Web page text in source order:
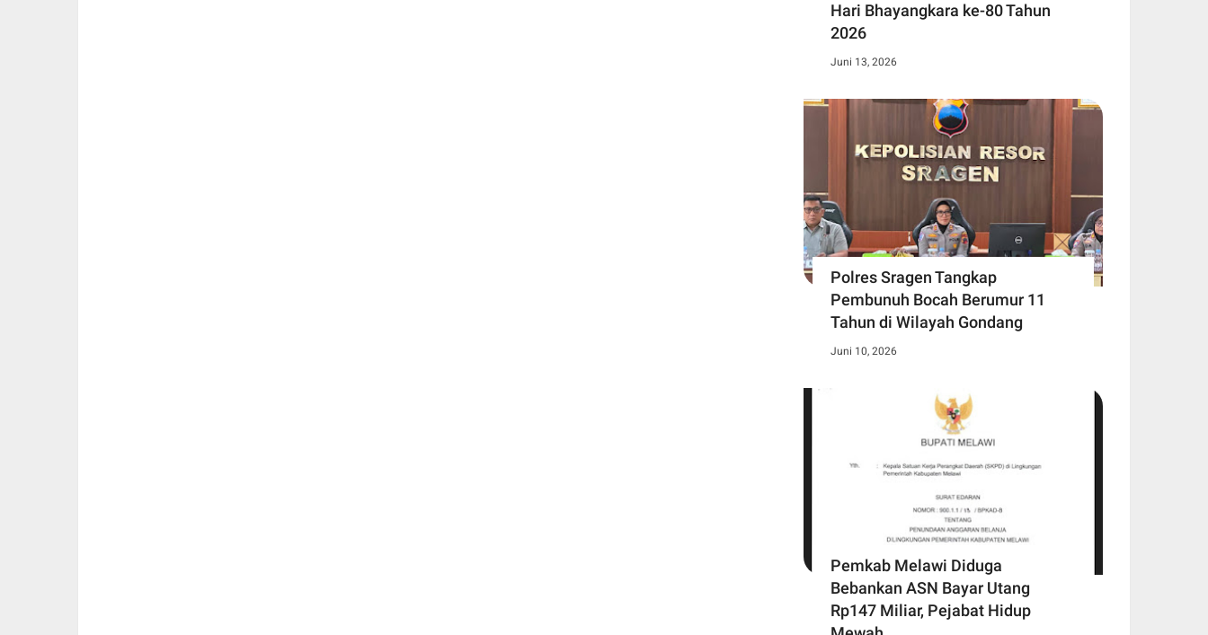
Hari Bhayangkara ke-80 Tahun
2026
Juni 13, 2026
Polres Sragen Tangkap
Pembunuh Bocah Berumur 11
Tahun di Wilayah Gondang
Juni 10, 2026
Pemkab Melawi Diduga
Bebankan ASN Bayar Utang
Rp147 Miliar, Pejabat Hidup